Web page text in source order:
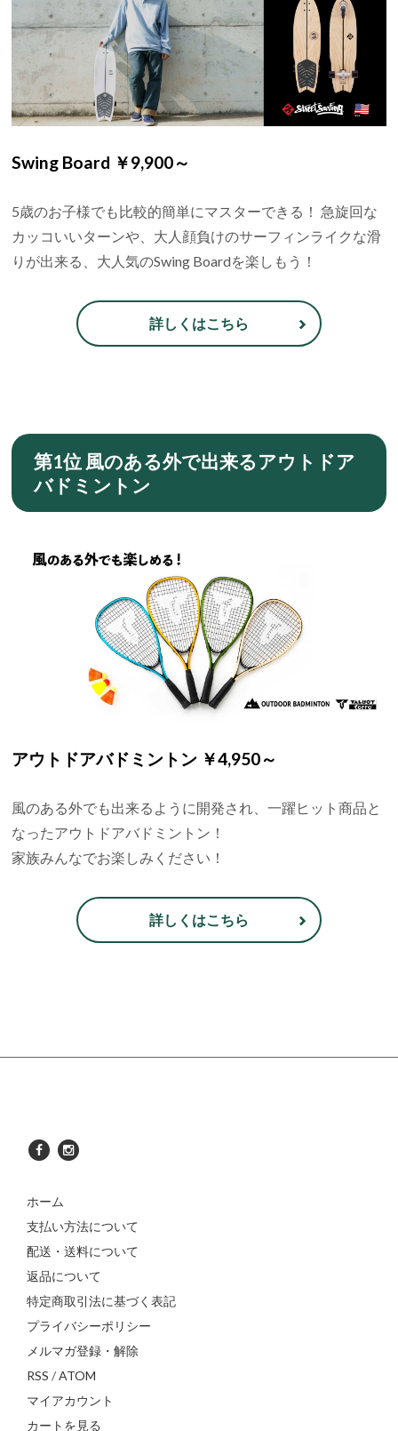
Swing Board ￥9,900～
5歳のお子様でも比較的簡単にマスターできる！ 急旋回な
カッコいいターンや、大人顔負けのサーフィンライクな滑
りが出来る、大人気のSwing Boardを楽しもう！
詳しくはこちら
第1位 風のある外で出来るアウトドア
バドミントン
アウトドアバドミントン ￥4,950～
風のある外でも出来るように開発され、一躍ヒット商品と
なったアウトドアバドミントン！
家族みんなでお楽しみください！
詳しくはこちら
ホーム
支払い方法について
配送・送料について
返品について
特定商取引法に基づく表記
プライバシーポリシー
メルマガ登録・解除
RSS /ATOM
マイアカウント
カートを見る